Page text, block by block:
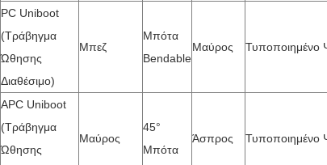
PC Uniboot
(Τράβηγμα
Ώθησης
Διαθέσιμο)
Μπεζ
Μπότα
Bendable
Μαύρος Τυποποιημένο
APC Uniboot
(Τράβηγμα
Ώθησης
Μαύρος
45°
Μπότα
Άσπρος Τυποποιημένο